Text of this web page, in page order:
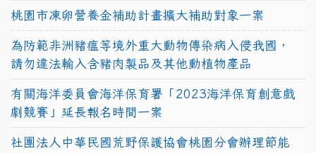
桃園市凍卵營養金補助計畫擴大補助對象一案
為防範非洲豬瘟等境外重大動物傳染病入侵我國，
請勿違法輸入含豬肉製品及其他動植物產品
有關海洋委員會海洋保育署「2023海洋保育創意戲
劇競賽」延長報名時間一案
社團法人中華民國荒野保護協會桃園分會辦理節能